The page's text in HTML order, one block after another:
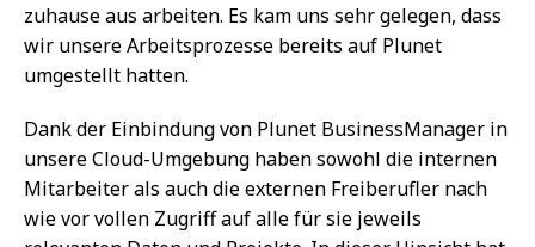
zuhause aus arbeiten. Es kam uns sehr gelegen, dass
wir unsere Arbeitsprozesse bereits auf Plunet
umgestellt hatten.
Dank der Einbindung von Plunet BusinessManager in
unsere Cloud-Umgebung haben sowohl die internen
Mitarbeiter als auch die externen Freiberufler nach
wie vor vollen Zugriff auf alle für sie jeweils